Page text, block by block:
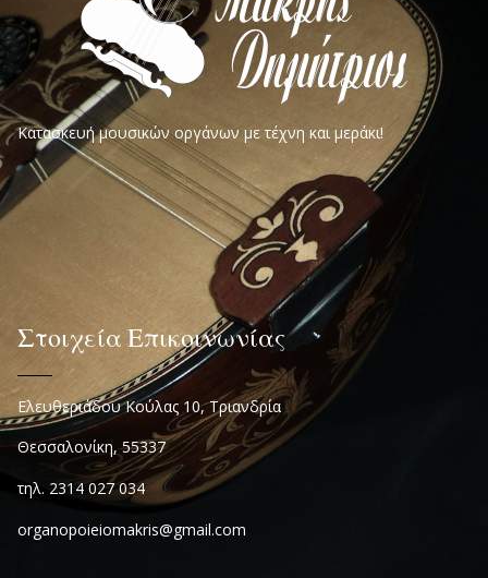
Κατασκευή μουσικών οργάνων με τέχνη και μεράκι!
Στοιχεία Επικοινωνίας
Ελευθεριάδου Κούλας 10, Τριανδρία
Θεσσαλονίκη, 55337
τηλ. 2314 027 034
organopoieiomakris@gmail.com